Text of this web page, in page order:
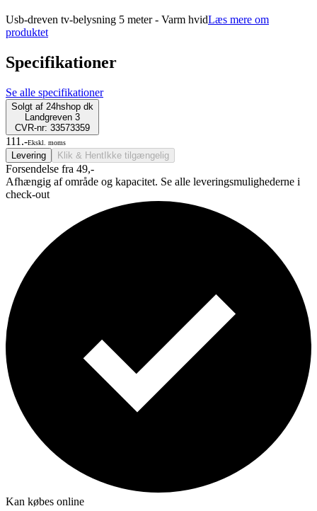
Usb-dreven tv-belysning 5 meter - Varm hvidLæs mere om
produktet
Specifikationer
Se alle specifikationer
Solgt af 24hshop dk
Landgreven 3
CVR-nr: 33573359
111.-Ekskl. moms
Levering Klik & Hent Ikke tilgængelig
Forsendelse fra 49,-
Afhængig af område og kapacitet. Se alle leveringsmulighederne i
check-out
Kan købes online